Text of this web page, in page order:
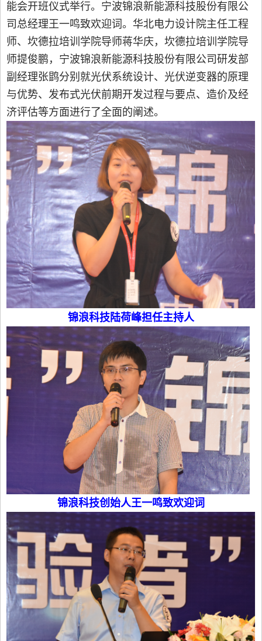
能会开班仪式举行。宁波锦浪新能源科技股份有限公
司总经理王一鸣致欢迎词。华北电力设计院主任工程
师、坎德拉培训学院导师蒋华庆，坎德拉培训学院导
师提俊鹏，宁波锦浪新能源科技股份有限公司研发部
副经理张鹍分别就光伏系统设计、光伏逆变器的原理
与优势、发布式光伏前期开发过程与要点、造价及经
济评估等方面进行了全面的阐述。
锦浪科技陆荷峰担任主持人
锦浪科技创始人王一鸣致欢迎词